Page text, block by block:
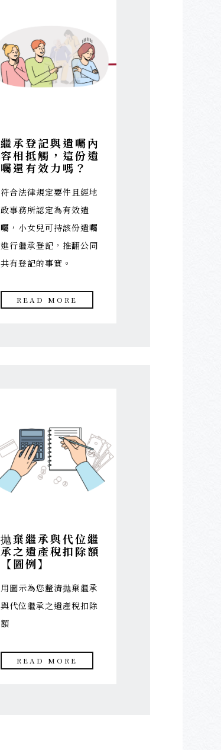
繼承登記與遺囑內
容相抵觸，這份遺
囑還有效力嗎？
符合法律規定要件且經地
政事務所認定為有效遺
囑，小女兒可持該份遺囑
進行繼承登記，推翻公同
共有登記的事實。
READ MORE
抛棄繼承與代位繼
承之遺產稅扣除額
【圖例】
用圖示為您釐清抛棄繼承
與代位繼承之遺產稅扣除
額
READ MORE